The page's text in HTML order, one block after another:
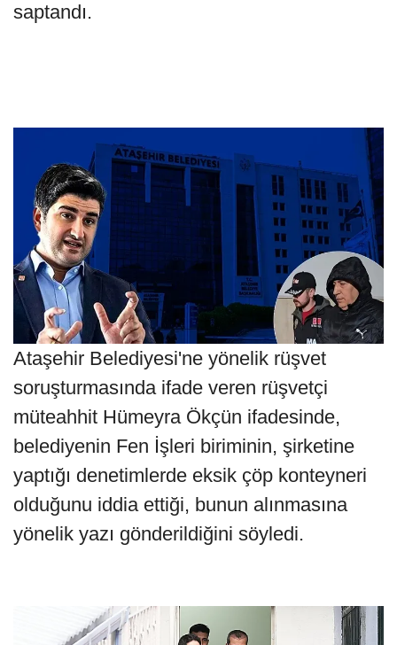
saptandı.
Ataşehir Belediyesi'ne yönelik rüşvet
soruşturmasında ifade veren rüşvetçi
müteahhit Hümeyra Ökçün ifadesinde,
belediyenin Fen İşleri biriminin, şirketine
yaptığı denetimlerde eksik çöp konteyneri
olduğunu iddia ettiği, bunun alınmasına
yönelik yazı gönderildiğini söyledi.